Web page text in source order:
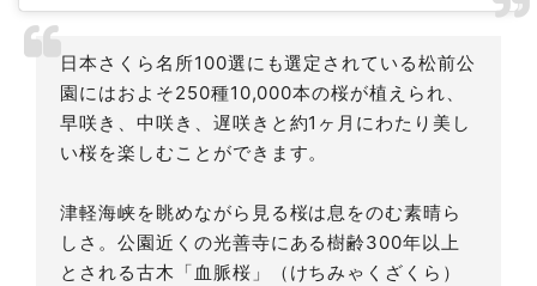
日本さくら名所100選にも選定されている松前公
園にはおよそ250種10,000本の桜が植えられ、
早咲き、中咲き、遅咲きと約1ヶ月にわたり美し
い桜を楽しむことができます。
津軽海峡を眺めながら見る桜は息をのむ素晴ら
しさ。公園近くの光善寺にある樹齢300年以上
とされる古木「血脈桜」（けちみゃくざくら）